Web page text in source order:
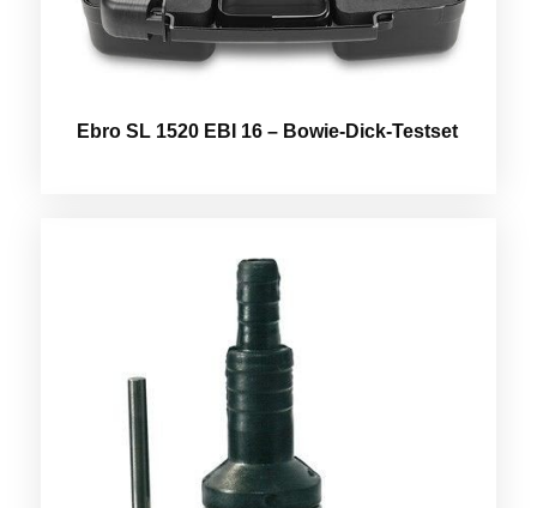
Ebro SL 1520 EBI 16 – Bowie-Dick-Testset